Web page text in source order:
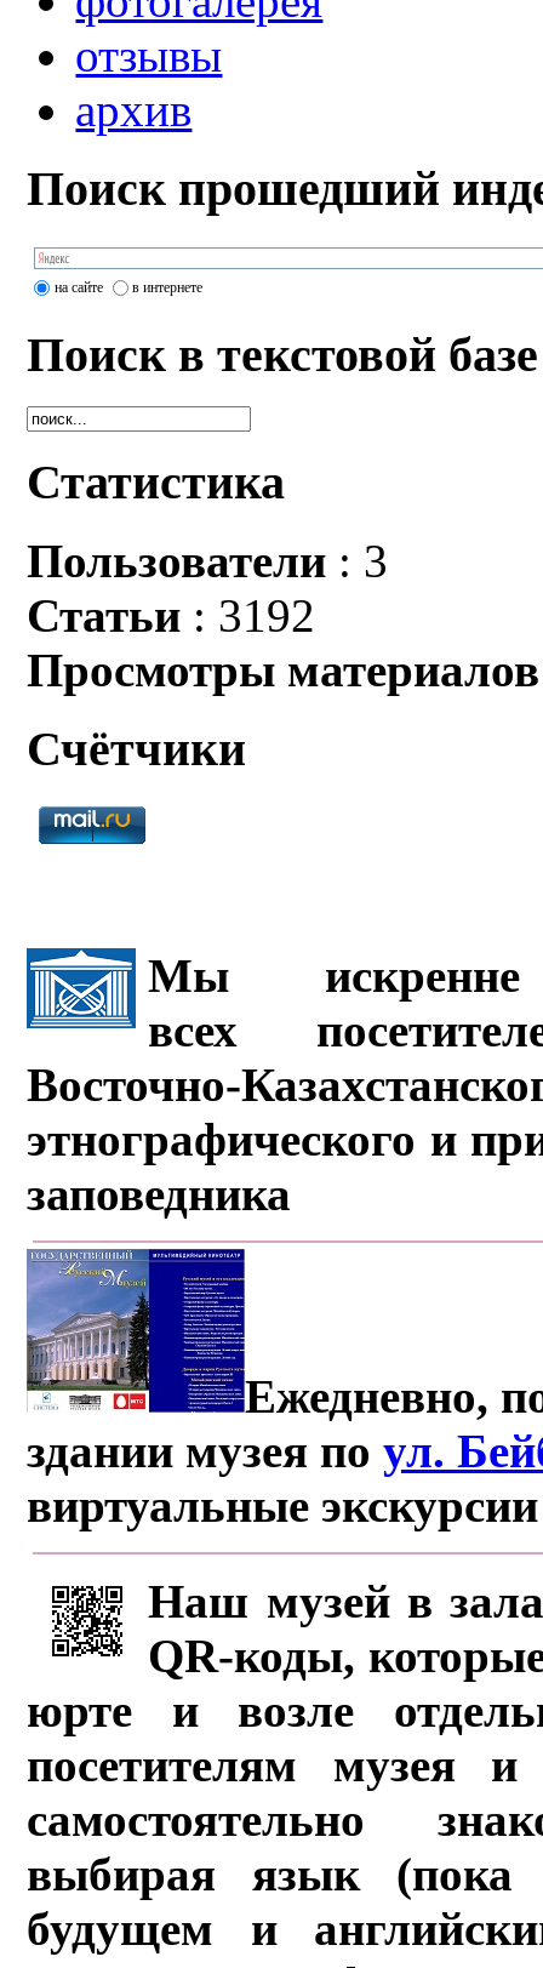
отзывы
архив
Поиск прошедший
на сайте в интернете
Поиск в текстовой базе
Статистика
Пользователи : 3
Статьи : 3192
Просмотры материалов
Счётчики
Мы искренне
всех
Восточно-
этнографического и
заповедника
Ежедневно,
здании музея поул.
виртуальные
Наш музей в
QR-коды,
юрте и возле
посетителям музея и
самостоятельно
выбирая язык (пока
будущем и